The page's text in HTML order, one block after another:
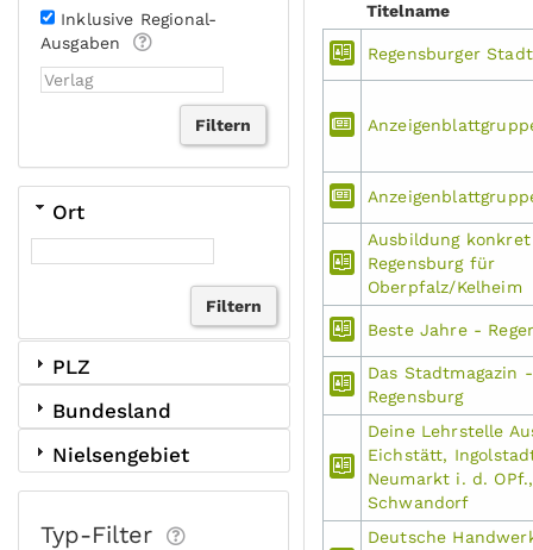
Inklusive Regional-
Ausgaben
Ort
PLZ
Bundesland
Nielsengebiet
Typ-Filter
Titelname
Regensburger
Ausbildung
Regensburg für
Oberpfalz/Kelheim
Beste Jahre -
Das Stadtmagazin
Regensburg
Deine Lehrstelle
Eichstätt,
Neumarkt i. d.
Schwandorf
Deutsche